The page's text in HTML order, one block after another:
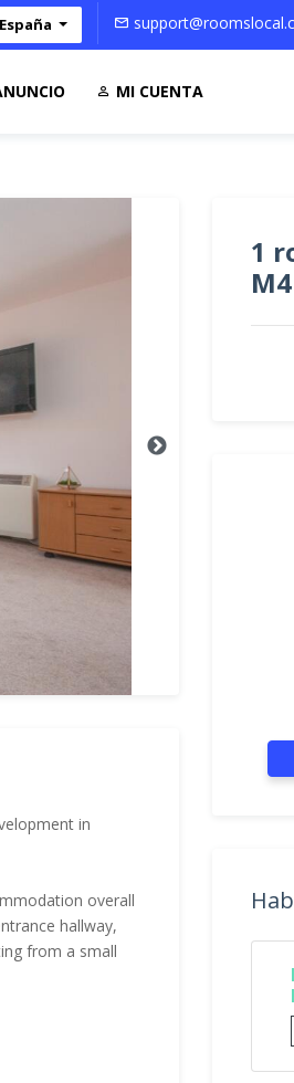
MI CUENTA
in
overall
hallway,
from a small
1